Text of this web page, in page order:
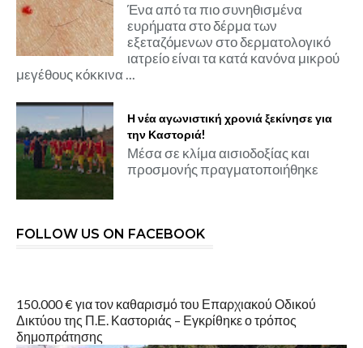
Ένα από τα πιο συνηθισμένα
ευρήματα στο δέρμα των
εξεταζόμενων στο δερματολογικό
ιατρείο είναι τα κατά κανόνα μικρού
μεγέθους κόκκινα ...
Η νέα αγωνιστική χρονιά ξεκίνησε για
την Καστοριά!
Μέσα σε κλίμα αισιοδοξίας και
προσμονής πραγματοποιήθηκε
FOLLOW US ON FACEBOOK
150.000 € για τον καθαρισμό του Επαρχιακού Οδικού
Δικτύου της Π.Ε. Καστοριάς – Εγκρίθηκε ο τρόπος
δημοπράτησης